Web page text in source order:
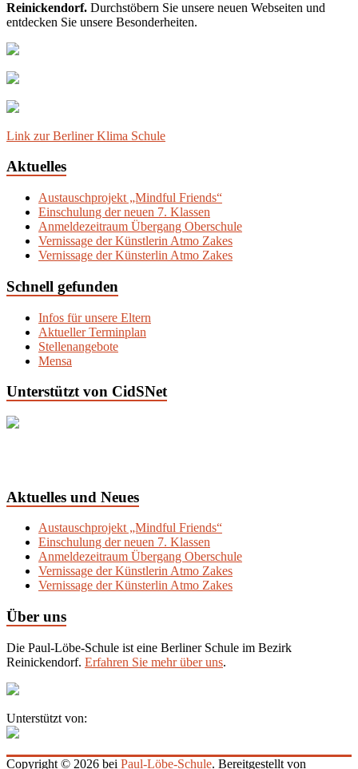
Reinickendorf. Durchstöbern Sie unsere neuen Webseiten und
entdecken Sie unsere Besonderheiten.
Link zur Berliner Klima Schule
Aktuelles
Austauschprojekt „Mindful Friends“
Einschulung der neuen 7. Klassen
Anmeldezeitraum Übergang Oberschule
Vernissage der Künstlerin Atmo Zakes
Vernissage der Künsterlin Atmo Zakes
Schnell gefunden
Infos für unsere Eltern
Aktueller Terminplan
Stellenangebote
Mensa
Unterstützt von CidSNet
Aktuelles und Neues
Austauschprojekt „Mindful Friends“
Einschulung der neuen 7. Klassen
Anmeldezeitraum Übergang Oberschule
Vernissage der Künstlerin Atmo Zakes
Vernissage der Künsterlin Atmo Zakes
Über uns
Die Paul-Löbe-Schule ist eine Berliner Schule im Bezirk
Reinickendorf. Erfahren Sie mehr über uns.
Unterstützt von:
Copyright © 2026 bei Paul-Löbe-Schule. Bereitgestellt von